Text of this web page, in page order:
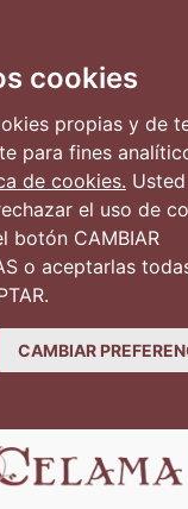
cookies
propias y de
para fines
de cookies.
el uso de
botón CAMBIAR
o aceptarlas
CAMBIAR